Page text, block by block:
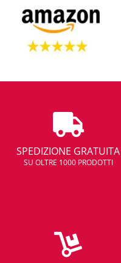
SPEDIZIONE GRATUITA
SU OLTRE 1000 PRODOTTI